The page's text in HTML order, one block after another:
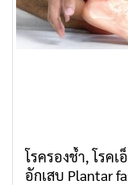
โรครองช้ำ, โรค
อักเสบ Plantar